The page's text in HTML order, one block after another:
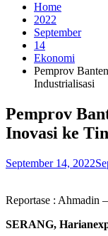
Home
2022
September
14
Ekonomi
Pemprov
Industrialisasi
Pemprov
Inovasi ke
September 14, 2022
Reportase : Ahmadin
SERANG,